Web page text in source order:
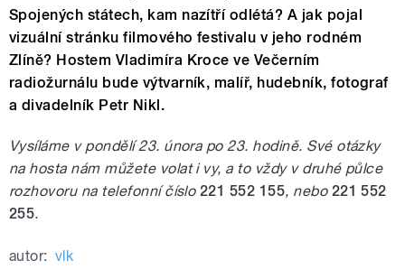
Spojených státech, kam nazítří odlétá? A jak pojal
vizuální stránku filmového festivalu v jeho rodném
Zlíně? Hostem Vladimíra Kroce ve Večerním
radiožurnálu bude výtvarník, malíř, hudebník, fotograf
a divadelník Petr Nikl.
Vysíláme v pondělí 23. února po 23. hodině. Své otázky
na hosta nám můžete volat i vy, a to vždy v druhé půlce
rozhovoru na telefonní číslo 221 552 155, nebo 221 552
255.
autor: vlk